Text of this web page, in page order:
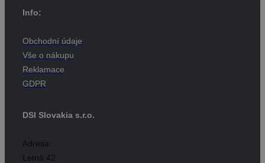
Info:
Obchodní údaje
Vše o nákupu
Reklamace
GDPR
DSI Slovakia s.r.o.
Adresa:
Letná 42